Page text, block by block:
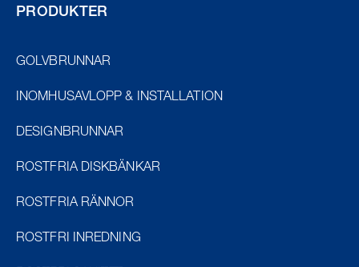
PRODUKTER
GOLVBRUNNAR
INOMHUSAVLOPP & INSTALLATION
DESIGNBRUNNAR
ROSTFRIA DISKBÄNKAR
ROSTFRIA RÄNNOR
ROSTFRI INREDNING